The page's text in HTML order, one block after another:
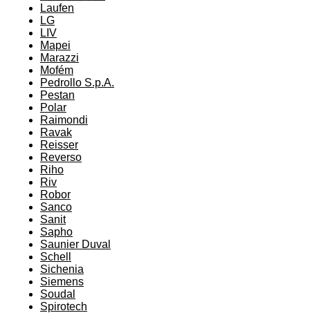
Laufen
LG
LIV
Mapei
Marazzi
Mofém
Pedrollo S.p.A.
Pestan
Polar
Raimondi
Ravak
Reisser
Reverso
Riho
Riv
Robor
Sanco
Sanit
Sapho
Saunier Duval
Schell
Sichenia
Siemens
Soudal
Spirotech